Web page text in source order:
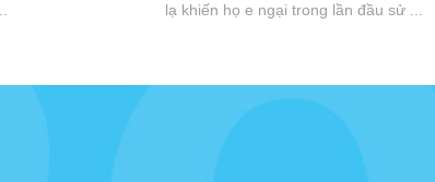
lạ khiến họ e ngại trong lần đầu sử ...